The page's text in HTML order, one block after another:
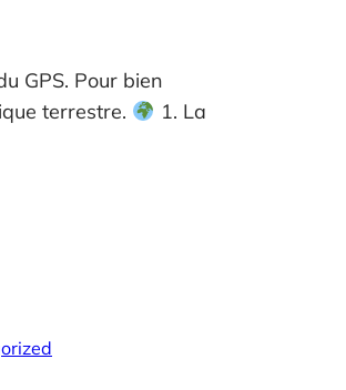
GPS. Pour bien
terrestre.
1. La